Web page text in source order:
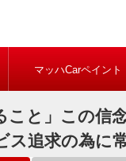
マッハCarペイント
こと」この信
追求の為に